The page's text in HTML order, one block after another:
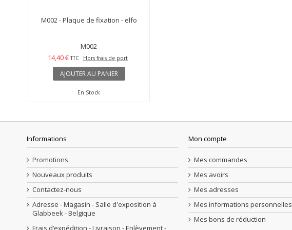
M002 - Plaque de fixation - elfo
M002
14,40 € TTC Hors frais de port
AJOUTER AU PANIER
En Stock
Informations
Promotions
Nouveaux produits
Contactez-nous
Adresse - Magasin - Salle d'exposition à
Glabbeek - Belgique
Frais d’expédition - Livraison - Enlèvement -
Mon compte
Mes commandes
Mes avoirs
Mes adresses
Mes informations personnelles
Mes bons de réduction